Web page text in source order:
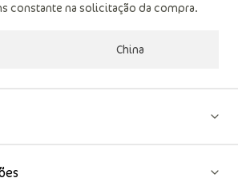
constante na solicitação da compra.
China